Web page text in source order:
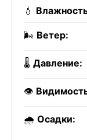
💧
🌬️ Ветер:
🌡️ Давление:
👁️
🌧️ Осадки: